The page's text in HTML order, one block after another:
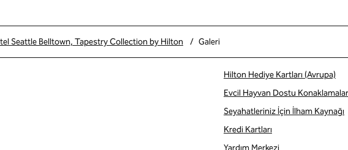
Seattle Belltown, Tapestry Collection by Hilton / Galeri
Hilton Hediye Kartları (Avrupa)
Evcil Hayvan Dostu Konaklamalar
Seyahatleriniz İçin İlham Kaynağı
Kredi Kartları
Yardım Merkezi